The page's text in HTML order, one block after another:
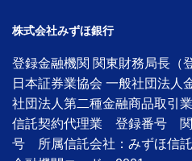
株式会社みずほ銀行
登録金融機関 関東財務局長
日本証券業協会 一般社団法
社団法人第二種金融商品取引
信託契約代理業 登録番号 関
号 所属信託会社：みずほ信